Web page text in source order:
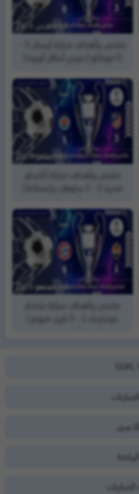
11, ديسمبر, 2024
0 موناكو | دوري أبطال أوروبا |
11, ديسمبر, 2024
ملخص وأهداف مباراة أتلتيكو
مدريد 3 - 1 سلوفان براتيسلافا |
10, ديسمبر, 2024
ملخص وأهداف مباراة شاختار
دونيتسك 1 - 5 بايرن ميونخ |
الرياضة